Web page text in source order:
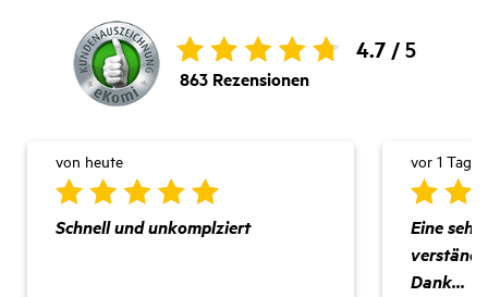
von heute
Schnell und unkomplziert
vor 1 Tag
Eine
Dank...
4.7 /5
863 Rezensionen